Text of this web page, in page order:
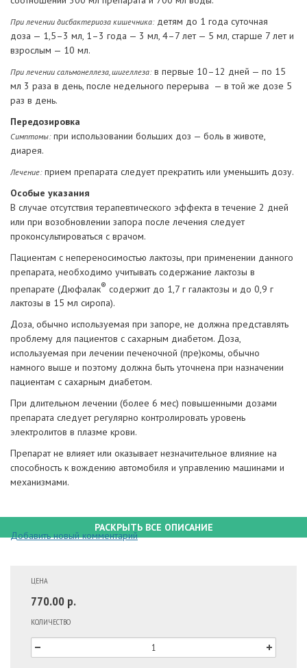
При лечении дисбактериоза кишечника:детям до 1 года суточная
доза — 1,5–3 мл, 1–3 года — 3 мл, 4–7 лет — 5 мл, старше 7 лет и
взрослым — 10 мл.
При лечении сальмонеллеза, шигеллеза:в первые 10–12 дней — по 15
мл 3 раза в день, после недельного перерыва — в той же дозе 5
раз в день.
Передозировка
Симптомы:при использовании больших доз — боль в животе,
диарея.
Лечение:прием препарата следует прекратить или уменьшить дозу.
Особые указания
В случае отсутствия терапевтического эффекта в течение 2 дней
или при возобновлении запора после лечения следует
проконсультироваться с врачом.
Пациентам с непереносимостью лактозы, при применении данного
препарата, необходимо учитывать содержание лактозы в
препарате (Дюфалак® содержит до 1,7 г галактозы и до 0,9 г
лактозы в 15 мл сиропа).
Доза, обычно используемая при запоре, не должна представлять
проблему для пациентов с сахарным диабетом. Доза,
используемая при лечении печеночной (пре)комы, обычно
намного выше и поэтому должна быть уточнена при назначении
пациентам с сахарным диабетом.
При длительном лечении (более 6 мес) повышенными дозами
препарата следует регулярно контролировать уровень
электролитов в плазме крови.
Препарат не влияет или оказывает незначительное влияние на
способность к вождению автомобиля и управлению машинами и
механизмами.
РАСКРЫТЬ ВСЕ ОПИСАНИЕ
Добавить новый комментарий
ЦЕНА
770.00 р.
КОЛИЧЕСТВО